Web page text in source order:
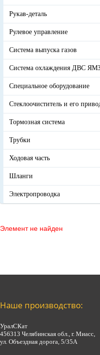
Рукав-деталь
Рулевое управление
Система выпуска газов
Система охлаждения ДВС
Специальное оборудование
Стеклоочиститель и его
Тормозная система
Трубки
Ходовая часть
Шланги
Электропроводка
Элемент не найден
Наше производство:
УралСКат
456313 Челябинская обл., г. Миасс
ул. Объездная дорога, 5/35А